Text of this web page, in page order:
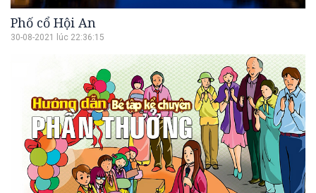
Phố cổ Hội An
30-08-2021 lúc 22:36:15